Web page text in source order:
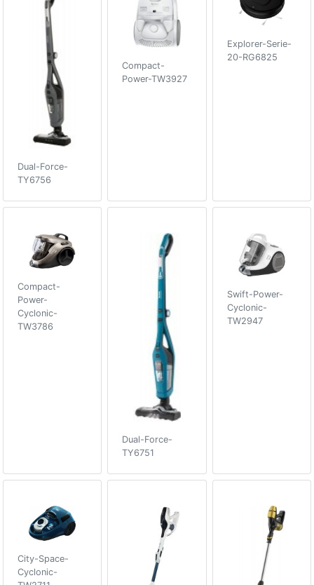
Dual-Force-
TY6756
Compact-
Power-TW3927
Explorer-Serie-
20-RG6825
Compact-
Power-
Cyclonic-
TW3786
Dual-Force-
TY6751
Swift-Power-
Cyclonic-
TW2947
City-Space-
Cyclonic-